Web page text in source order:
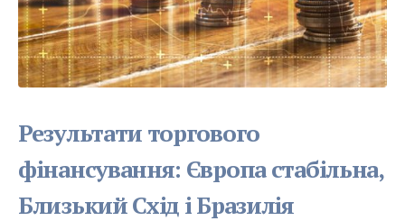
Результати торгового
фінансування: Європа стабільна,
Близький Схід і Бразилія